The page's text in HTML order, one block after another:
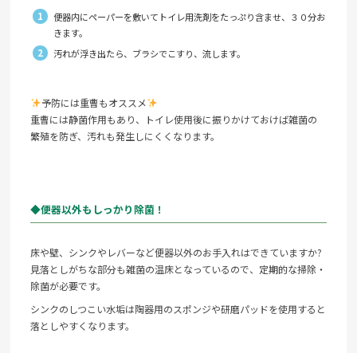
便器内にペーパーを敷いてトイレ用洗剤をたっぷり含ませ、３０分お
きます。
汚れが浮き出たら、ブラシでこすり、流します。
予防には重曹もオススメ
重曹には静菌作用もあり、トイレ使用後に振りかけておけば雑菌の
繁殖を防ぎ、汚れも発生しにくくなります。
◆便器以外もしっかり除菌！
床や壁、シンクやレバーなど便器以外のお手入れはできていますか?
見落としがちな部分も雑菌の温床となっているので、定期的な掃除・
除菌が必要です。
シンクのしつこい水垢は陶器用のスポンジや研磨パッドを使用すると
落としやすくなります。